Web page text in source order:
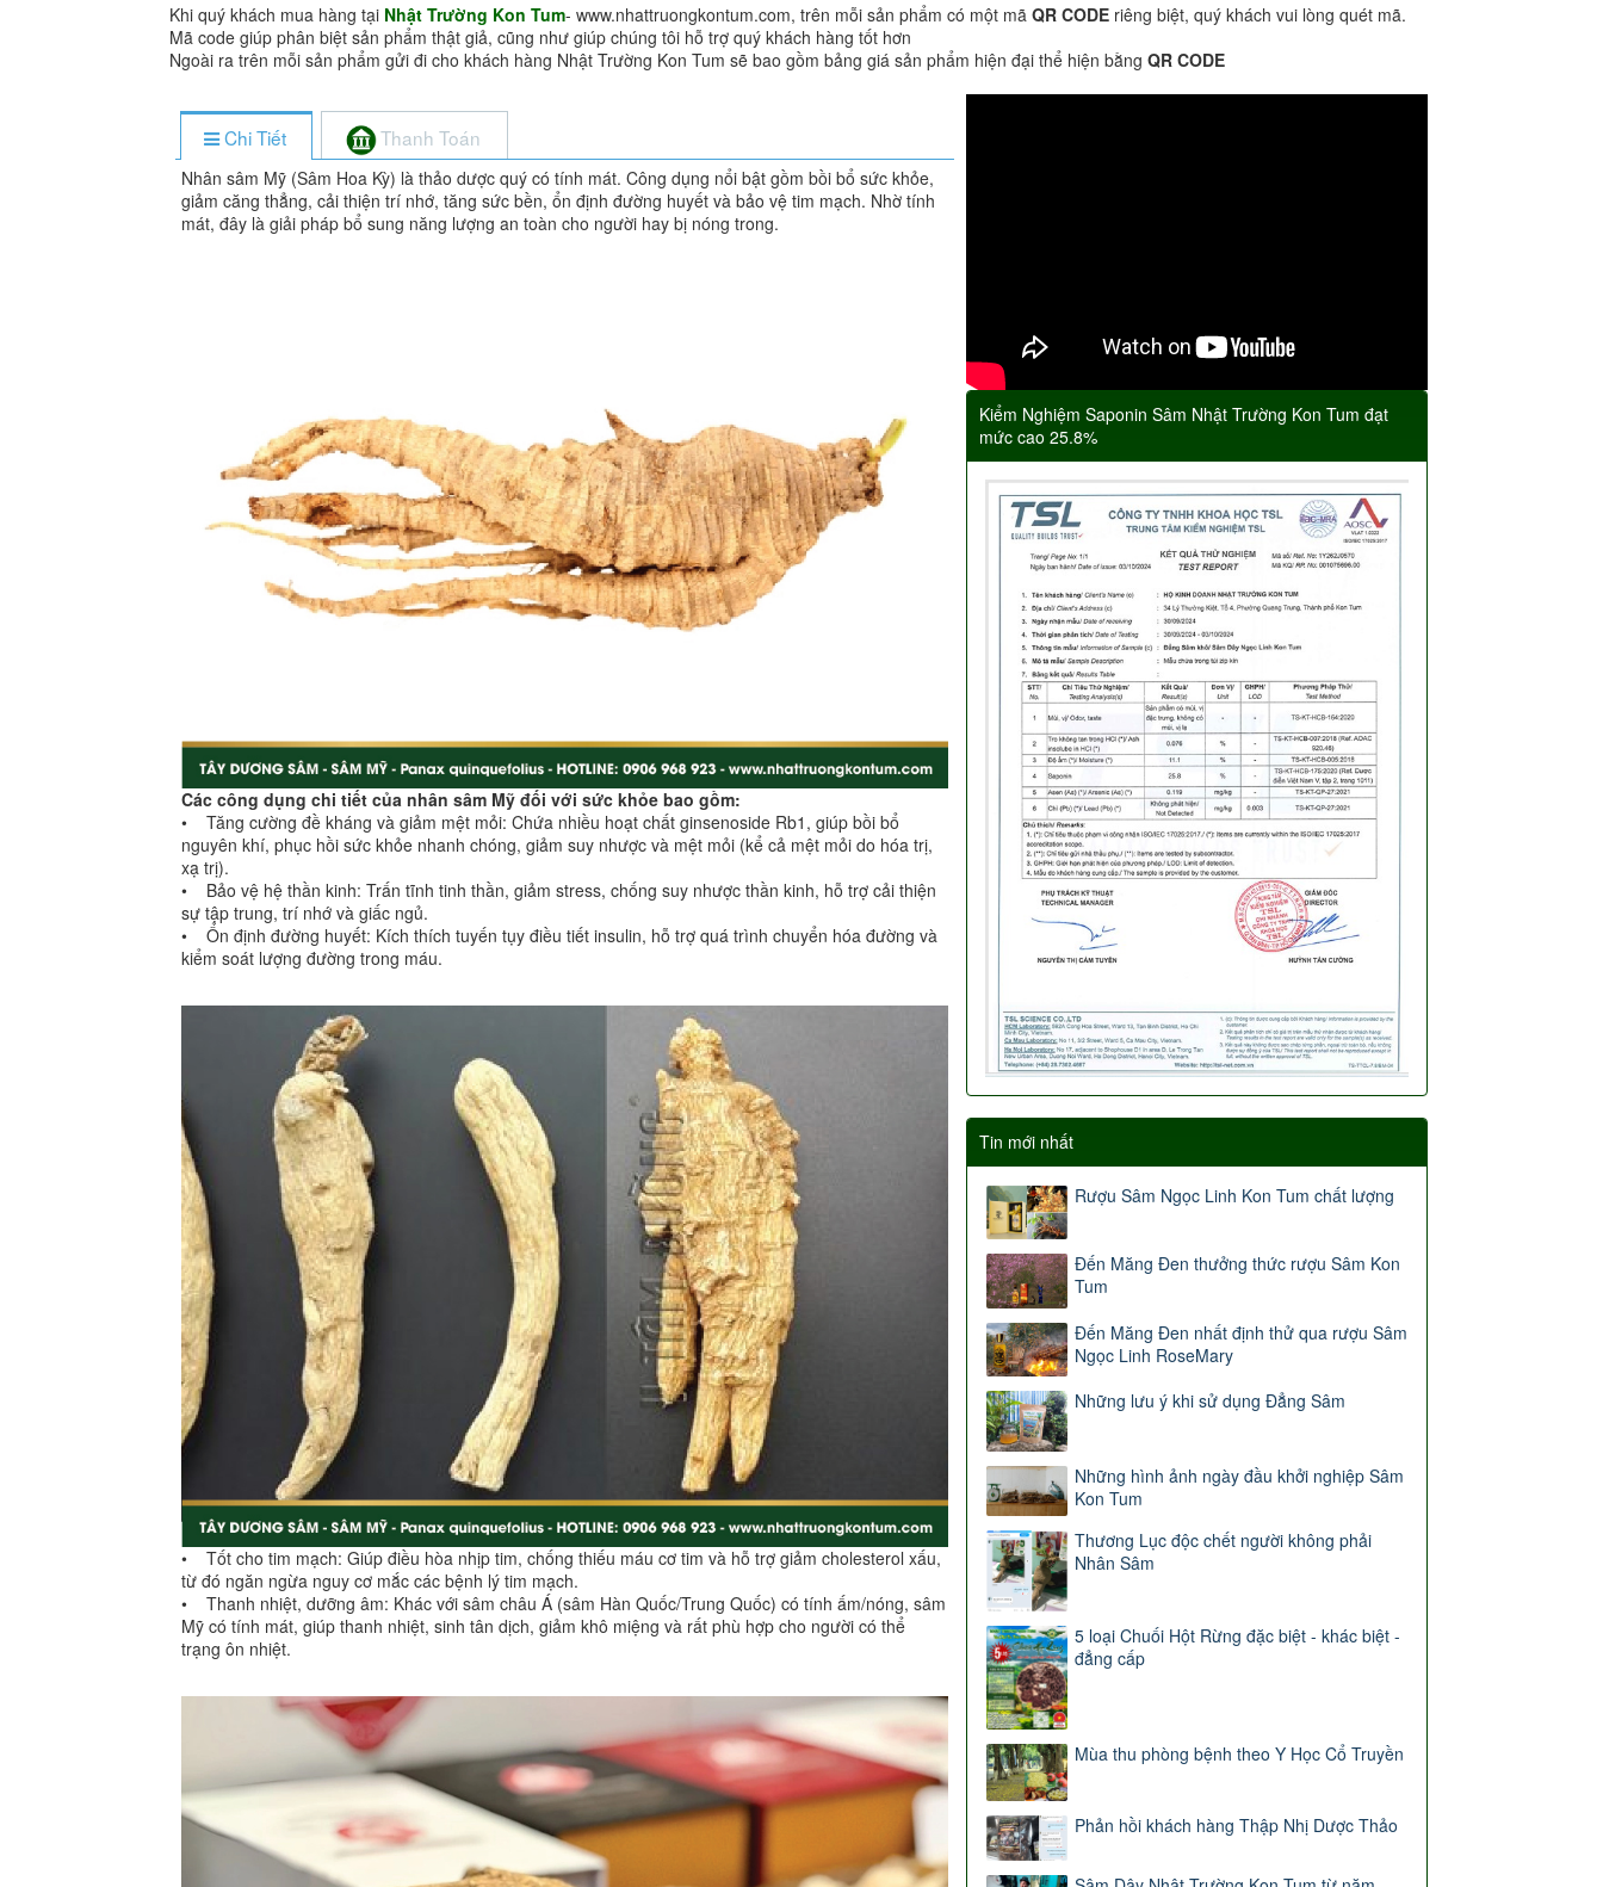
Khi quý khách mua hàng tại Nhật Trường Kon Tum- www.nhattruongkontum.com, trên mỗi sản phẩm có một mã QR CODE riêng biệt, quý khách vui lòng quét mã.
Mã code giúp phân biệt sản phẩm thật giả, cũng như giúp chúng tôi hỗ trợ quý khách hàng tốt hơn
Ngoài ra trên mỗi sản phẩm gửi đi cho khách hàng Nhật Trường Kon Tum sẽ bao gồm bảng giá sản phẩm hiện đại thể hiện bằng QR CODE
Chi Tiết Thanh Toán
Nhân sâm Mỹ (Sâm Hoa Kỳ) là thảo dược quý có tính mát. Công dụng nổi bật gồm bồi bổ sức khỏe,
giảm căng thẳng, cải thiện trí nhớ, tăng sức bền, ổn định đường huyết và bảo vệ tim mạch. Nhờ tính
mát, đây là giải pháp bổ sung năng lượng an toàn cho người hay bị nóng trong.
Các công dụng chi tiết của nhân sâm Mỹ đối với sức khỏe bao gồm:
• Tăng cường đề kháng và giảm mệt mỏi: Chứa nhiều hoạt chất ginsenoside Rb1, giúp bồi bổ
nguyên khí, phục hồi sức khỏe nhanh chóng, giảm suy nhược và mệt mỏi (kể cả mệt mỏi do hóa trị,
xạ trị).
• Bảo vệ hệ thần kinh: Trấn tĩnh tinh thần, giảm stress, chống suy nhược thần kinh, hỗ trợ cải thiện
sự tập trung, trí nhớ và giấc ngủ.
• Ổn định đường huyết: Kích thích tuyến tụy điều tiết insulin, hỗ trợ quá trình chuyển hóa đường và
kiểm soát lượng đường trong máu.
• Tốt cho tim mạch: Giúp điều hòa nhịp tim, chống thiếu máu cơ tim và hỗ trợ giảm cholesterol xấu,
từ đó ngăn ngừa nguy cơ mắc các bệnh lý tim mạch.
• Thanh nhiệt, dưỡng âm: Khác với sâm châu Á (sâm Hàn Quốc/Trung Quốc) có tính ấm/nóng, sâm
Mỹ có tính mát, giúp thanh nhiệt, sinh tân dịch, giảm khô miệng và rất phù hợp cho người có thể
trạng ôn nhiệt.
Kiểm Nghiệm Saponin Sâm Nhật Trường Kon Tum đạt
mức cao 25.8%
Tin mới nhất
Rượu Sâm Ngọc Linh Kon Tum chất lượng
Đến Măng Đen thưởng thức rượu Sâm Kon
Tum
Đến Măng Đen nhất định thử qua rượu Sâm
Ngọc Linh RoseMary
Những lưu ý khi sử dụng Đẳng Sâm
Những hình ảnh ngày đầu khởi nghiệp Sâm
Kon Tum
Thương Lục độc chết người không phải
Nhân Sâm
5 loại Chuối Hột Rừng đặc biệt - khác biệt -
đẳng cấp
Mùa thu phòng bệnh theo Y Học Cổ Truyền
Phản hồi khách hàng Thập Nhị Dược Thảo